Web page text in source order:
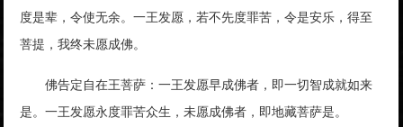
度是辈，令使无余。一王发愿，若不先度罪苦，令是安乐，得至
菩提，我终未愿成佛。
佛告定自在王菩萨：一王发愿早成佛者，即一切智成就如来
是。一王发愿永度罪苦众生，未愿成佛者，即地藏菩萨是。